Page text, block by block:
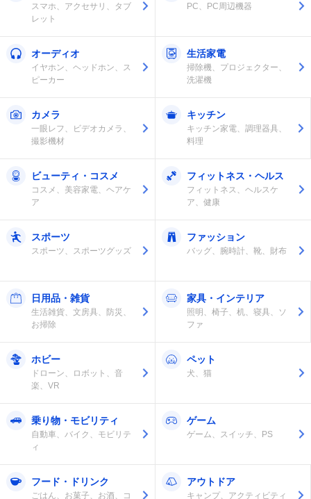
スマホ、アクセサリ、タブ
レット
PC、PC周辺機器
オーディオ
イヤホン、ヘッドホン、ス
ピーカー
生活家電
掃除機、プロジェクター、
洗濯機
カメラ
一眼レフ、ビデオカメラ、
撮影機材
キッチン
キッチン家電、調理器具、
料理
ビューティ・コスメ
コスメ、美容家電、ヘアケ
ア
フィットネス・ヘルス
フィットネス、ヘルスケ
ア、健康
スポーツ
スポーツ、スポーツグッズ
ファッション
バッグ、腕時計、靴、財布
日用品・雑貨
生活雑貨、文房具、防災、
お掃除
家具・インテリア
照明、椅子、机、寝具、ソ
ファ
ホビー
ドローン、ロボット、音
楽、VR
ペット
犬、猫
乗り物・モビリティ
自動車、バイク、モビリテ
ィ
ゲーム
ゲーム、スイッチ、PS
フード・ドリンク
ごはん、お菓子、お酒、コ
アウトドア
キャンプ、アクティビティ